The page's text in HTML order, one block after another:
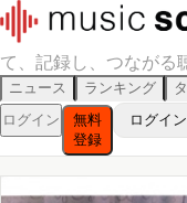
て、記録し、つながる
ニュース ランキング
ログイン
無料
登録
ログイン